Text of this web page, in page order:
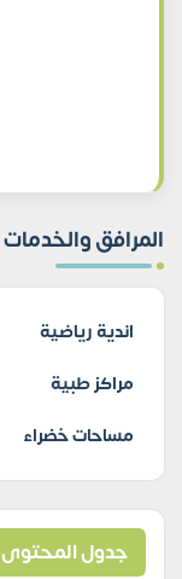
المرافق والخدمات
اندية رياضية
مراكز طبية
مساحات خضراء
جدول المحتوى